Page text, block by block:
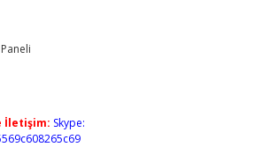
İletişim: Skype: